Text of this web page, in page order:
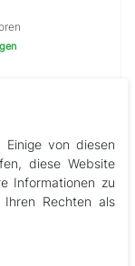
Einige von diesen
diese Website
Informationen zu
Rechten als